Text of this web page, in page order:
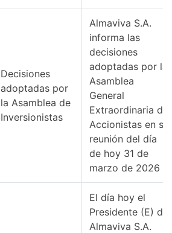
Decisiones
adoptadas por
la Asamblea de
Inversionistas
Almaviva S.A.
informa las
decisiones
adoptadas por la
Asamblea
General
Extraordinaria de
Accionistas en su
reunión del día
de hoy 31 de
marzo de 2026
El día hoy el
Presidente (E) de
Almaviva S.A.